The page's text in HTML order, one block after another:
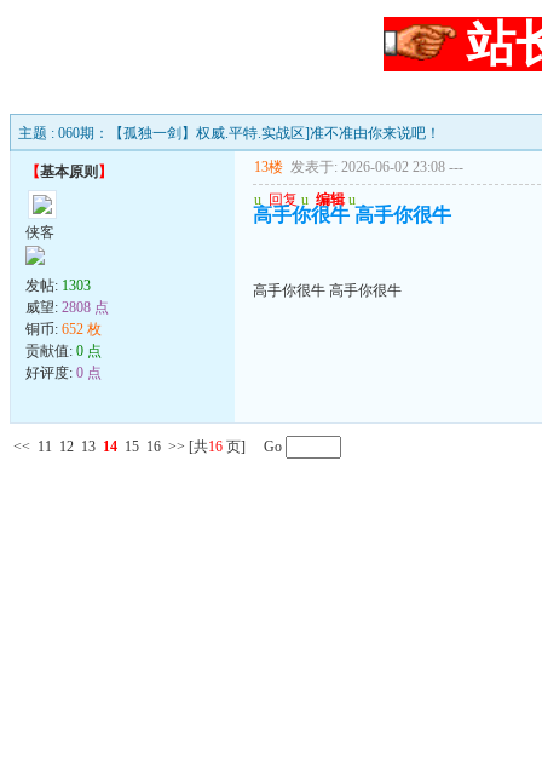
站
主题 : 060期：【孤独一剑】权威.平特.实战区]准不准由你来说吧！
【基本原则 】
侠客
发帖: 1303
威望: 2808 点
铜币: 652 枚
贡献值: 0 点
好评度: 0 点
13楼 发表于: 2026-06-02 23:08 ---
u 回复 u 编辑 u
高手你很牛 高手你很牛
高手你很牛 高手你很牛
<< 11 12 13 14 15 16 >> [共16 页] Go